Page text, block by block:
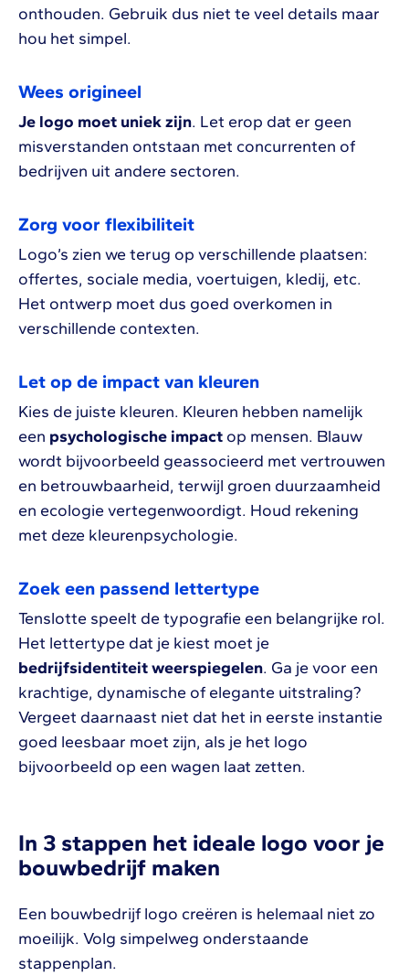
onthouden. Gebruik dus niet te veel details maar
hou het simpel.
Wees origineel
Je logo moet uniek zijn. Let erop dat er geen
misverstanden ontstaan met concurrenten of
bedrijven uit andere sectoren.
Zorg voor flexibiliteit
Logo’s zien we terug op verschillende plaatsen:
offertes, sociale media, voertuigen, kledij, etc.
Het ontwerp moet dus goed overkomen in
verschillende contexten.
Let op de impact van kleuren
Kies de juiste kleuren. Kleuren hebben namelijk
een psychologische impact op mensen. Blauw
wordt bijvoorbeeld geassocieerd met vertrouwen
en betrouwbaarheid, terwijl groen duurzaamheid
en ecologie vertegenwoordigt. Houd rekening
met deze kleurenpsychologie.
Zoek een passend lettertype
Tenslotte speelt de typografie een belangrijke rol.
Het lettertype dat je kiest moet je
bedrijfsidentiteit weerspiegelen. Ga je voor een
krachtige, dynamische of elegante uitstraling?
Vergeet daarnaast niet dat het in eerste instantie
goed leesbaar moet zijn, als je het logo
bijvoorbeeld op een wagen laat zetten.
In 3 stappen het ideale logo voor je
bouwbedrijf maken
Een bouwbedrijf logo creëren is helemaal niet zo
moeilijk. Volg simpelweg onderstaande
stappenplan.